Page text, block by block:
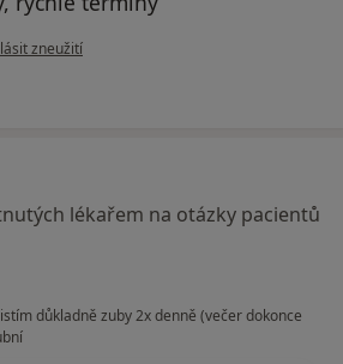
názoru uživatele Váš účet byl odstraněn
zneužití
lékařem na otázky pacientů
důkladně zuby 2x denně (večer dokonce